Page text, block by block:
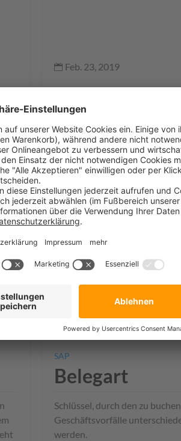
 Feb. 23, 2019
4-Augen-
Das Vier-Augen-Prinzip ist eine
Sonderform des Mehr-Augen-
und besagt, dass wichtige
Entscheidungen nicht von
einzelnen Person getroffen
sollen bzw. dürfen.
Lesen Sie mehr
Feb. 23, 2019
SAP
Belegart
Schlüssel, durch den zu
Geschäfts­vorfälle
werden.